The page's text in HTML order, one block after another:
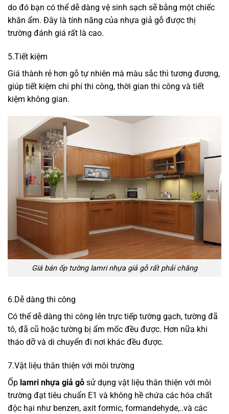
do đó bạn có thể dễ dàng vệ sinh sạch sẽ bằng một chiếc
khăn ẩm. Đây là tính năng của nhựa giả gỗ được thị
trường đánh giá rất là cao.
5.Tiết kiệm
Giá thành rẻ hơn gỗ tự nhiên mà màu sắc thì tương đương,
giúp tiết kiệm chi phí thi công, thời gian thi công và tiết
kiệm không gian.
Giá bán ốp tường lamri nhựa giả gỗ rất phải chăng
6.Dễ dàng thi công
Có thể dễ dàng thi công lên trực tiếp tường gạch, tường đã
tô, đã cũ hoặc tường bị ẩm mốc đều được. Hơn nữa khi
tháo dỡ và di chuyển đi nơi khác đều được.
7.Vật liệu thân thiện với môi trường
Ốp lamri nhựa giả gỗ sử dụng vật liệu thân thiện với môi
trường đạt tiêu chuẩn E1 và không hề chứa các hóa chất
độc hại như benzen, axit formic, formandehyde,..và các